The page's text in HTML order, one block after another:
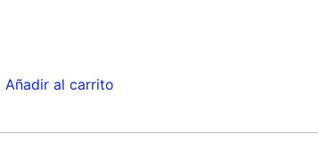
Añadir al carrito